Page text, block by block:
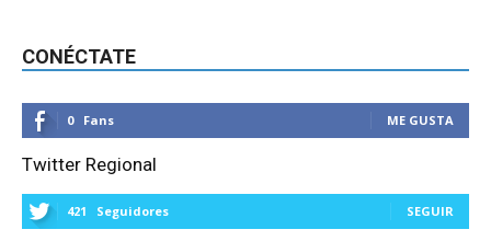
CONÉCTATE
0 Fans ME GUSTA
Twitter Regional
421 Seguidores SEGUIR